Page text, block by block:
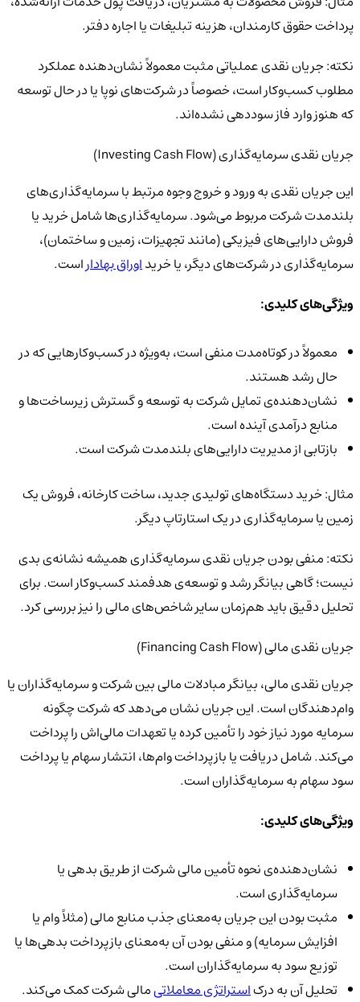
پرداخت حقوق کارمندان، هزینه تبلیغات یا اجاره دفتر.
نکته:جریان نقدی عملیاتی مثبت معمولاً نشان‌دهنده عملکرد
مطلوب کسب‌وکار است، خصوصاً در شرکت‌های نوپا یا در حال توسعه
که هنوز وارد فاز سوددهی نشده‌اند.
جریان نقدی سرمایه‌گذاری (Investing Cash Flow)
این جریان نقدی به ورود و خروج وجوه مرتبط با سرمایه‌گذاری‌های
بلندمدت شرکت مربوط می‌شود. سرمایه‌گذاری‌ها شامل خرید یا
فروش دارایی‌های فیزیکی (مانند تجهیزات، زمین و ساختمان)،
سرمایه‌گذاری در شرکت‌های دیگر، یا خریداوراق بهاداراست.
ویژگی‌های کلیدی:
معمولاً در کوتاه‌مدت منفی است، به‌ویژه در کسب‌وکارهایی که در
حال رشد هستند.
نشان‌دهنده‌ی تمایل شرکت به توسعه و گسترش زیرساخت‌ها و
منابع درآمدی آینده است.
بازتابی از مدیریت دارایی‌های بلندمدت شرکت است.
مثال:خرید دستگاه‌های تولیدی جدید، ساخت کارخانه، فروش یک
زمین یا سرمایه‌گذاری در یک استارتاپ دیگر.
نکته:منفی بودن جریان نقدی سرمایه‌گذاری همیشه نشانه‌ی بدی
نیست؛ گاهی بیانگر رشد و توسعه‌ی هدفمند کسب‌وکار است. برای
تحلیل دقیق باید هم‌زمان سایر شاخص‌های مالی را نیز بررسی کرد.
جریان نقدی مالی (Financing Cash Flow)
جریان نقدی مالی، بیانگر مبادلات مالی بین شرکت و سرمایه‌گذاران یا
وام‌دهندگان است. این جریان نشان می‌دهد که شرکت چگونه
سرمایه مورد نیاز خود را تأمین کرده یا تعهدات مالی‌اش را پرداخت
می‌کند. شامل دریافت یا بازپرداخت وام‌ها، انتشار سهام یا پرداخت
سود سهام به سرمایه‌گذاران است.
ویژگی‌های کلیدی:
نشان‌دهنده‌ی نحوه تأمین مالی شرکت از طریق بدهی یا
سرمایه‌گذاری است.
مثبت بودن این جریان به‌معنای جذب منابع مالی (مثلاً وام یا
افزایش سرمایه) و منفی بودن آن به‌معنای بازپرداخت بدهی‌ها یا
توزیع سود به سرمایه‌گذاران است.
تحلیل آن به درکاستراتژی معاملاتیمالی شرکت کمک می‌کند.